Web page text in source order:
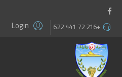
Login +216 72 441 622